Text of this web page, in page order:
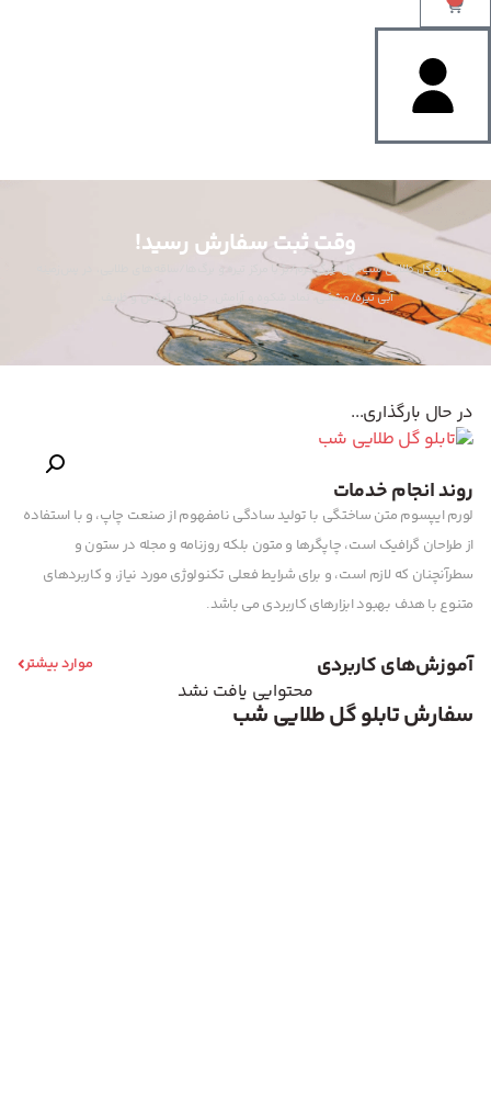
وقت ثبت سفارش رسید!
تابلو گل طلایی شب: گل بزرگ کرم/بژ با مرکز تیره و برگ‌ها/ساقه‌های طلایی، در پس‌زمینه
آبی تیره/مشکی. نماد شکوه و آرامش. جلوه‌ای لوکس و ظریف.
در حال بارگذاری...
روند انجام خدمات
لورم ایپسوم متن ساختگی با تولید سادگی نامفهوم از صنعت چاپ، و با استفاده
از طراحان گرافیک است، چاپگرها و متون بلکه روزنامه و مجله در ستون و
سطرآنچنان که لازم است، و برای شرایط فعلی تکنولوژی مورد نیاز، و کاربردهای
متنوع با هدف بهبود ابزارهای کاربردی می باشد.
آموزش‌های کاربردی موارد بیشتر
محتوایی یافت نشد
سفارش تابلو گل طلایی شب